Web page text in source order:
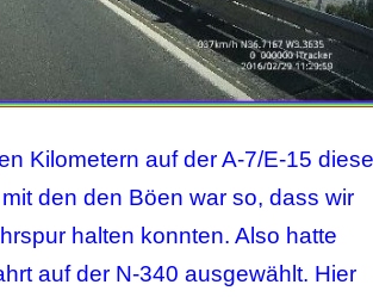
Kilometern auf der A-7/E-15 diese
den den Böen war so, dass wir
halten konnten. Also hatte
auf der N-340 ausgewählt. Hier